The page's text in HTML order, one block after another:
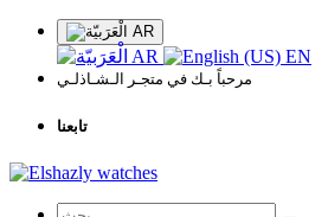
AR
AR EN
مرحباً بـك في متجـر الـشـاذلـي
تابعنا